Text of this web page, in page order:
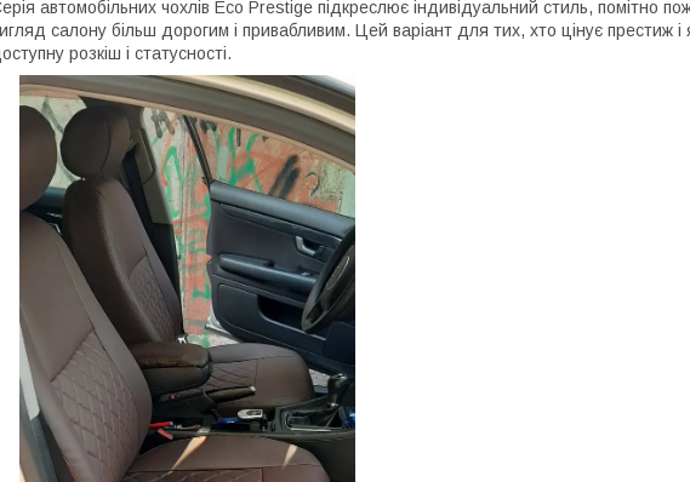
автомобільних чохлів Eco Prestige підкреслює індивідуальний стиль, помітно
салону більш дорогим і привабливим. Цей варіант для тих, хто цінує престиж
розкіш і статусності.